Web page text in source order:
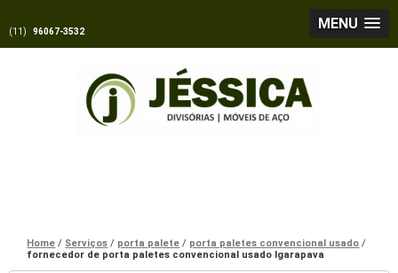
MENU
(11) 96067-3532
Home Serviços porta palete
porta paletes convencional usado
fornecedor de porta paletes convencional usado Igarapava